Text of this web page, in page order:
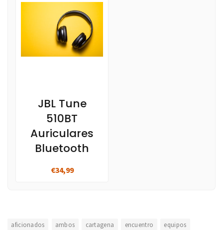
JBL Tune
510BT
Auriculares
Bluetooth
€34,99
aficionados ambos cartagena encuentro
equipos